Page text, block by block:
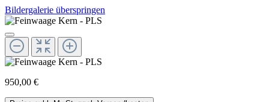
Bildergalerie überspringen
950,00 €